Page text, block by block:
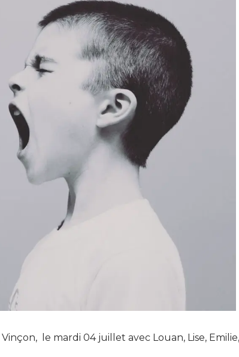
le mardi 04 juillet avec Louan, Lise, Emilie,